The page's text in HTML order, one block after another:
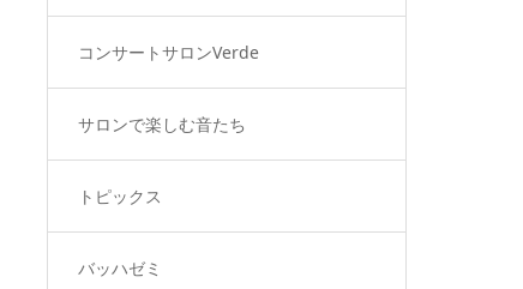
コンサートサロンVerde
サロンで楽しむ音たち
トピックス
バッハゼミ